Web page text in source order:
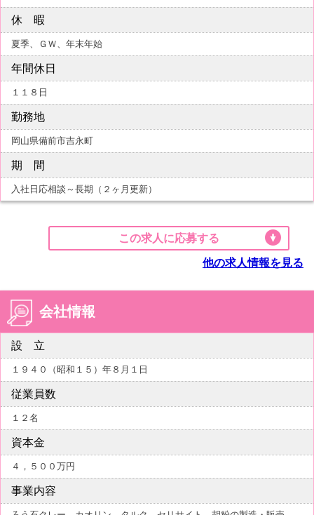
休 暇
夏季、ＧＷ、年末年始
年間休日
１１８日
勤務地
岡山県備前市吉永町
期 間
入社日応相談～長期（２ヶ月更新）
この求人に応募する
他の求人情報を見る
会社情報
設 立
１９４０（昭和１５）年８月１日
従業員数
１２名
資本金
４，５００万円
事業内容